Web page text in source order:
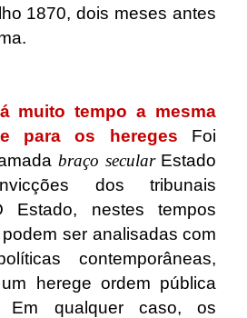
1870, dois meses antes
muito tempo a mesma
para os hereges Foi
braço secularEstado
dos tribunais
Estado, nestes tempos
ser analisadas com
contemporâneas,
herege ordem pública
Em qualquer caso, os